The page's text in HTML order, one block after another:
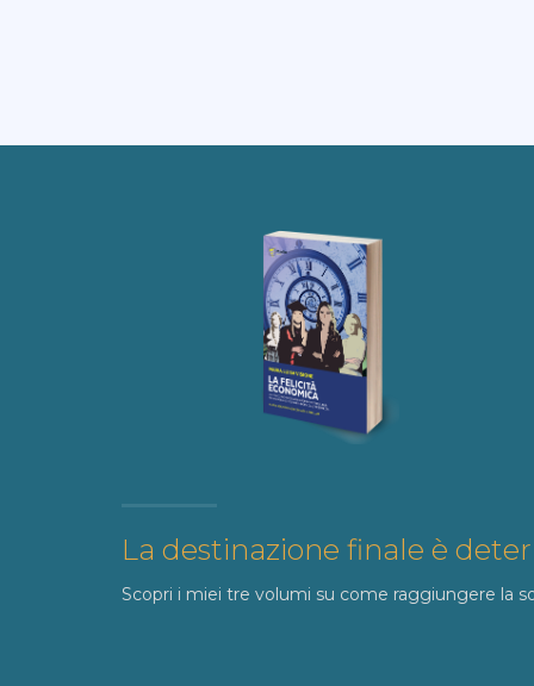
La destinazione finale è
Scopri i miei tre volumi su come raggiungere la